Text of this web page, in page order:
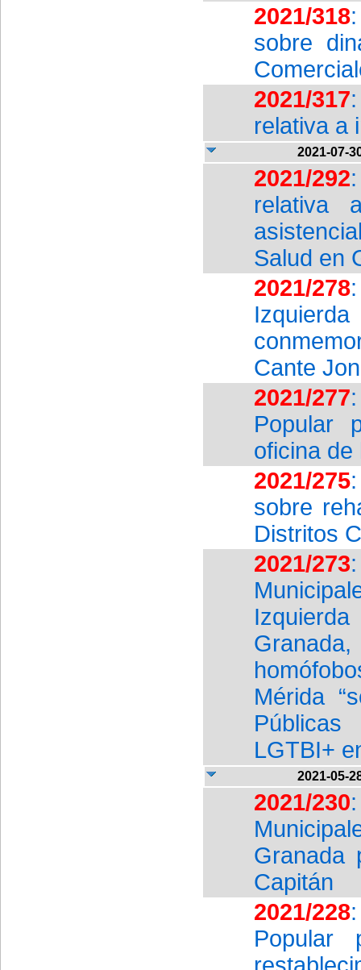
2021/318
sobre
2021/317
relativa a
2021-07-
2021/292
relativa
Salud en
2021/278
Cante
2021/277
Popular
oficina de
2021/275
sobre
Distritos
2021/273
Mérida
LGTBI+
2021-05-
2021/230
Granada
Capitán
2021/228
Popular